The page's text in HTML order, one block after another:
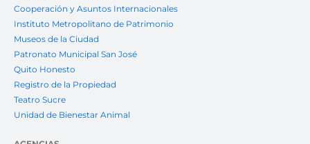
Cooperación y Asuntos Internacionales
Instituto Metropolitano de Patrimonio
Museos de la Ciudad
Patronato Municipal San José
Quito Honesto
Registro de la Propiedad
Teatro Sucre
Unidad de Bienestar Animal